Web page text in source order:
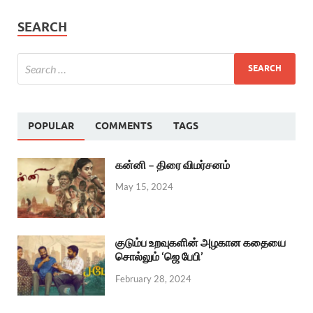
SEARCH
POPULAR COMMENTS TAGS
கன்னி – திரை விமர்சனம்
May 15, 2024
குடும்ப உறவுகளின் அழகான கதையை
சொல்லும் ‘ஜெ பேபி’
February 28, 2024